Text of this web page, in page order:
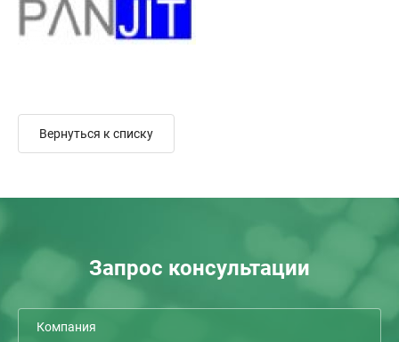
Вернуться к списку
Запрос консультации